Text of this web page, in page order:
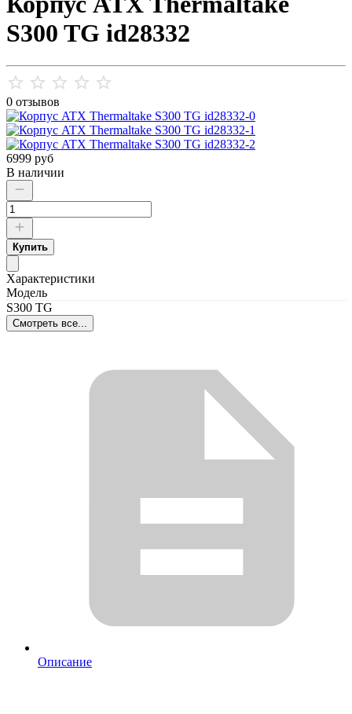
S300 TG id28332
0 отзывов
6999 руб
В наличии
Купить
Характеристики
Модель
S300 TG
Смотреть все...
Описание